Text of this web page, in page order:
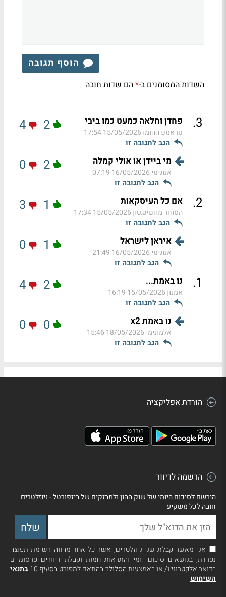
הוסף תגובה
השדות המסומנים ב-*הם שדות חובה
3
. פחדן וחלאה כמעט כמו ביבי
טראמפ ההומו15/05/2026 17:54
הגב לתגובה זו
2
4
מי ביידן או אולי קמלה
אנונימי16/05/2026 07:19
הגב לתגובה זו
2
0
2
. אם כל העיסקאות
הסוחר מוושינגטון15/05/2026 17:34
הגב לתגובה זו
1
3
איראן לישראל
אנונימי16/05/2026 21:49
הגב לתגובה זו
1
0
1
. נו באמת...
אמנון15/05/2026 16:19
הגב לתגובה זו
2
4
נו באמת x2
אלמונימי18/05/2026 15:46
הגב לתגובה זו
0
0
הורדת אפליקציה
הרשמה לדיוור
הירשם לסיכום היומי של שוק ההון ולמבזקים של ביזפורטל - ניוזלטרים
חובה לכל משקיע
אני מאשר קבלת שני ניוזלטרים, אשר כל אחד מהווה רשימת תפוצה
נפרדת, בנושאים סיכום יומי והתראות חמות וקבלת דיוורים פרסומיים
בדואר אלקטרוני ו/ או באמצעות הסלולר בהתאם למפורט בסעיף 10
בתנאי
השימוש